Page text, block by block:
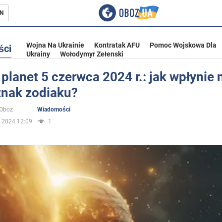
Ukrainie
Wojna Na Ukrainie Kontratak AFU
Pomoc Wojskowa Dla
Ukrainy
Wołodymyr Zełenski
5 czerwca 2024 r.: jak wpłynie
zodiaku?
Wiadomości
12:09
1